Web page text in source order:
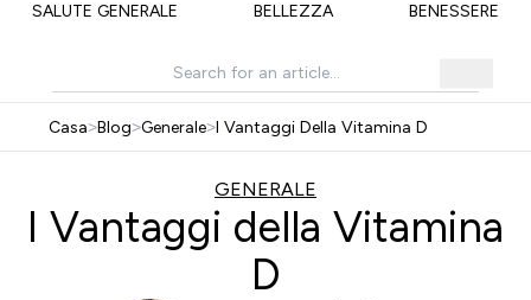
SALUTE GENERALE BELLEZZA BENESSERE
Casa>Blog>Generale>I Vantaggi Della Vitamina D
GENERALE
I Vantaggi della Vitamina
D